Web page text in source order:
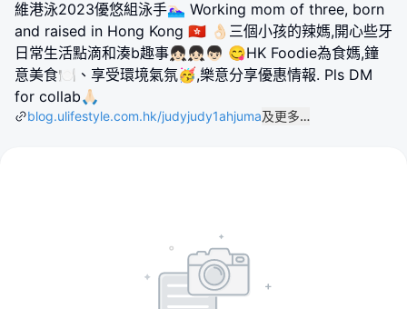
維港泳2023優悠組泳手🏊🏻‍♀️ Working mom of three, born
and raised in Hong Kong 🇭🇰 👌🏻三個小孩的辣媽,開心些牙
日常生活點滴和湊b趣事👧🏻👧🏻👦🏻 😋HK Foodie為食媽,鐘
意美食🍽️、享受環境氣氛🥳,樂意分享優惠情報. Pls DM
for collab🙏🏻
blog.ulifestyle.com.hk/judyjudy1ahjuma及更多…